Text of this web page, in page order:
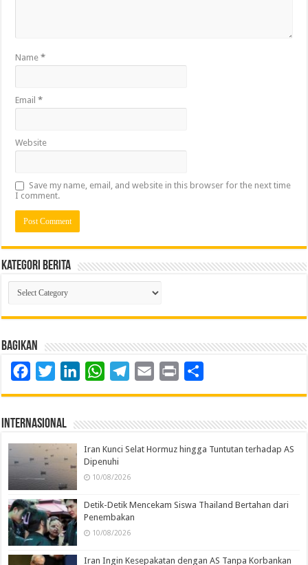
Name*
Email*
Website
Save my name, email, and website in this browser for the next time
I comment.
Kategori Berita
Kategori
Berita
Bagikan
FacebookTwitterLinkedInWhatsAppTelegram
Email Print
Internasional
Iran Kunci Selat Hormuz hingga Tuntutan terhadap AS
Dipenuhi
10/08/2026
Detik-Detik Mencekam Siswa Thailand Bertahan dari
Penembakan
10/08/2026
Iran Ingin Kesepakatan dengan AS Tanpa Korbankan